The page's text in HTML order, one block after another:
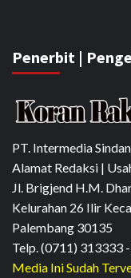
Penerbit |
PT. Intermedia
Alamat Redaksi |
Jl. Brigjend H.M.
Kelurahan 26 Ilir
Palembang 30135
Telp. (0711) 313333
Media Ini Sudah